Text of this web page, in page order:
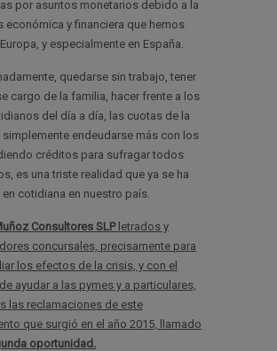
por asuntos monetarios debido a la
económica y financiera que hemos
y especialmente en España.
quedarse sin trabajo, tener
cargo de la familia, hacer frente a los
del día a día, las cuotas de la
simplemente endeudarse más con los
créditos para sufragar todos
es una triste realidad que ya se ha
cotidiana en nuestro país.
Consultores SLPletrados y
concursales, precisamente para
los efectos de la crisis, y con el
ayudar a las pymes y a particulares,
las reclamaciones de este
que surgió en el año 2015, llamado
oportunidad.